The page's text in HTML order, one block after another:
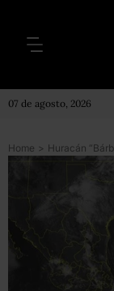
07 de agosto, 2026
Home >